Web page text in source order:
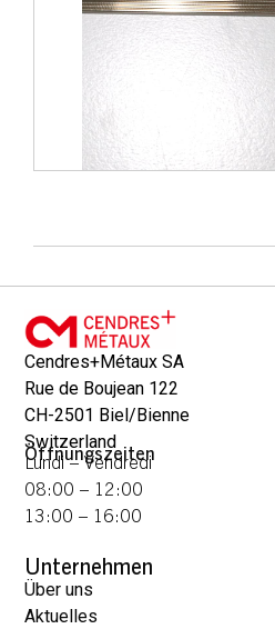
Cendres+Métaux SA
Rue de Boujean 122
CH-2501 Biel/Bienne
Switzerland
Öffnungszeiten
Lundi – Vendredi
08:00 – 12:00
13:00 – 16:00
Unternehmen
Über uns
Aktuelles